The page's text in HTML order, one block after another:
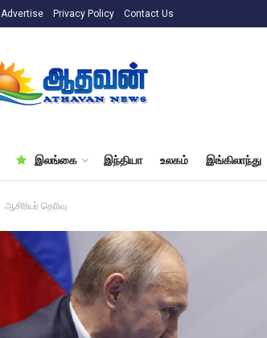
Advertise Privacy Policy Contact Us
இலங்கை இந்தியா உலகம் இங்கிலாந்து
ஆசிரியர் தெரிவு